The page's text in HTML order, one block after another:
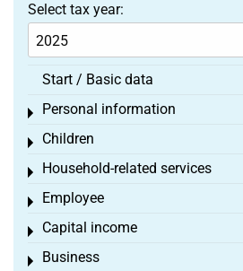
Select tax year:
Start / Basic data
Personal information
Toggle menu
Children
Toggle menu
Household-related services
Toggle menu
Employee
Toggle menu
Capital income
Toggle menu
Business
Toggle menu